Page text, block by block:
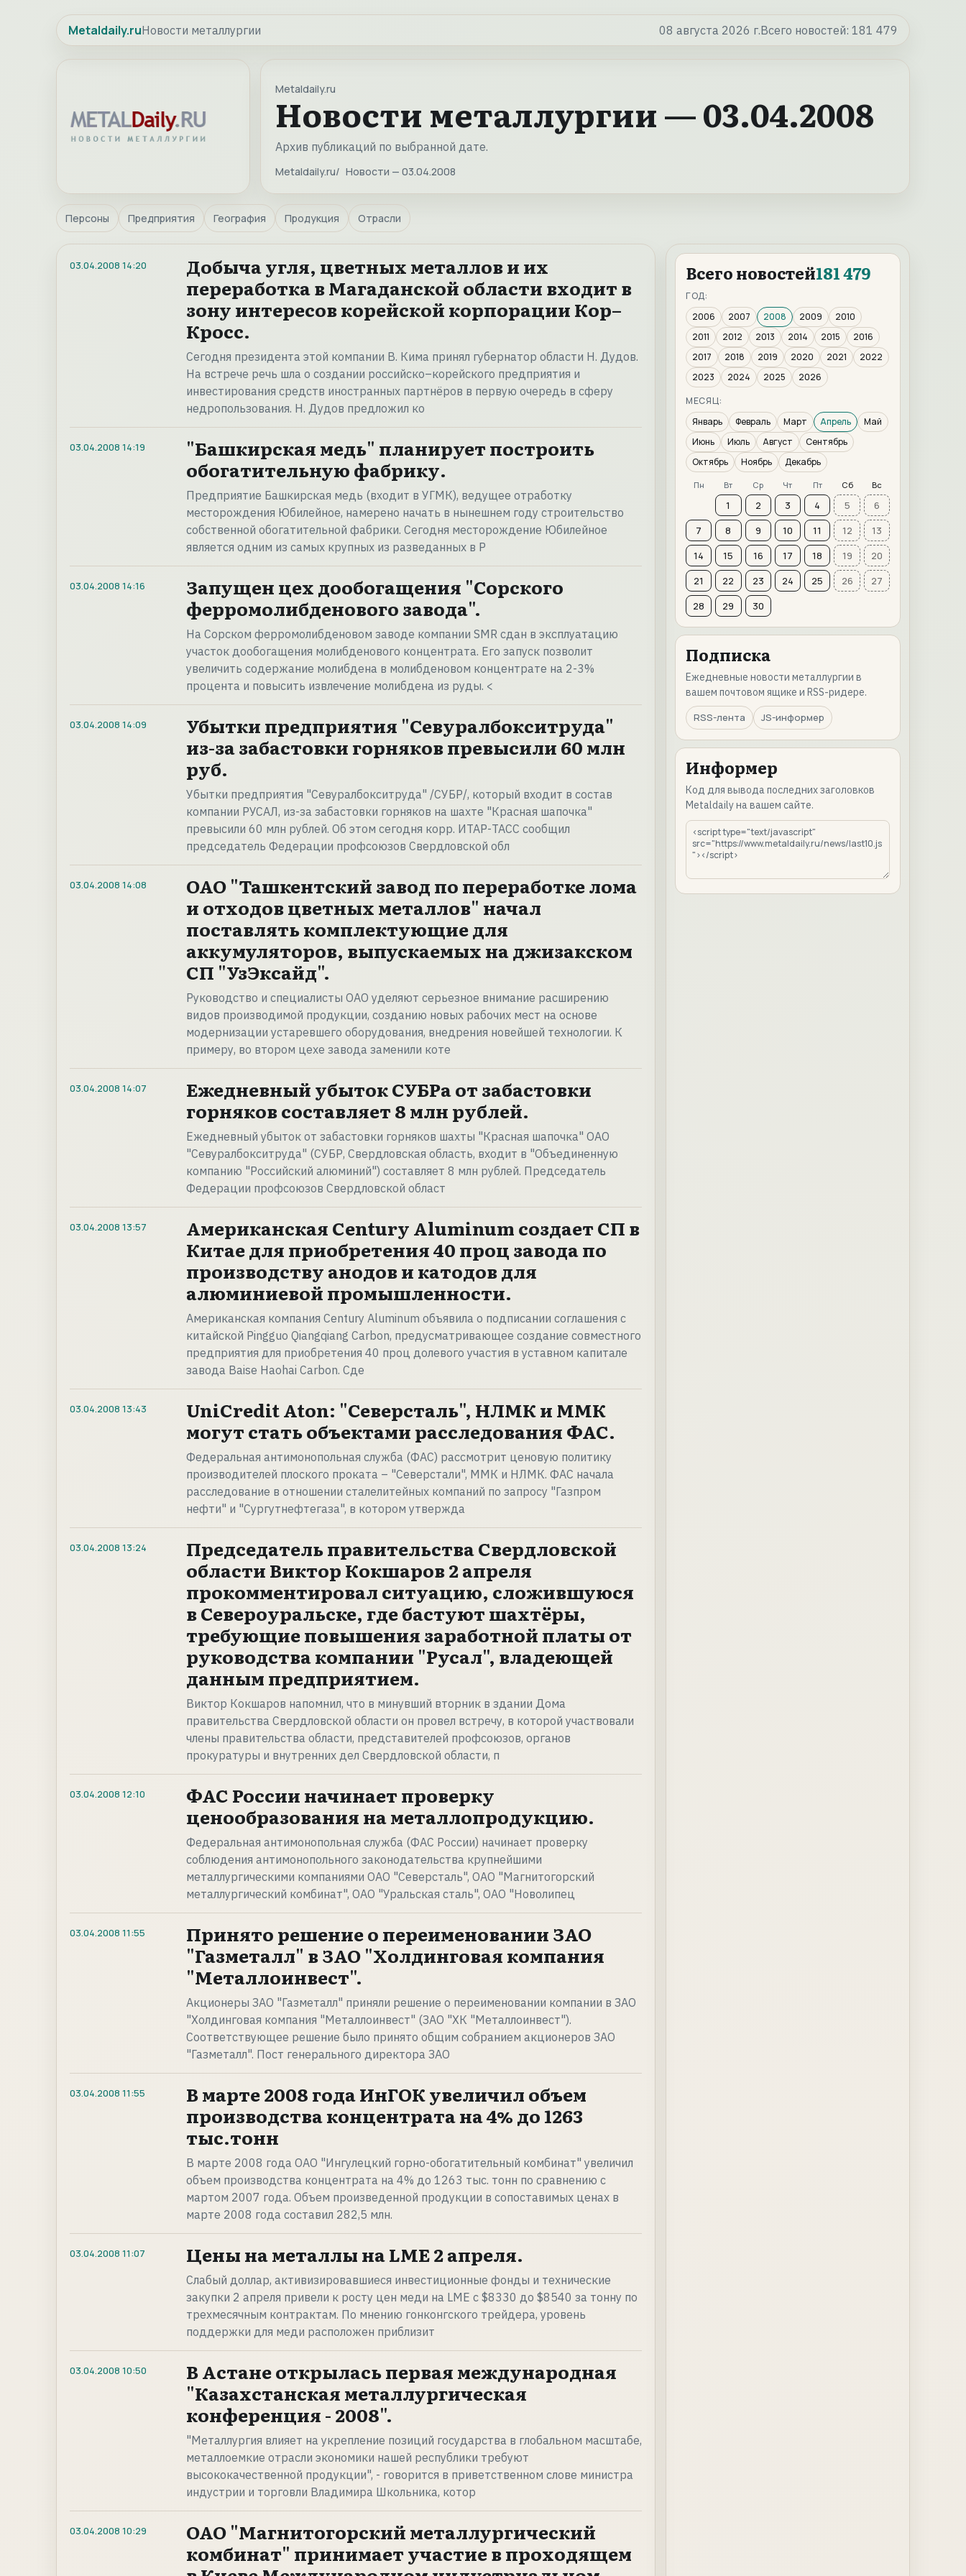
Metaldaily.ruНовости металлургии 08 августа 2026 г.Всего новостей: 181 479
Metaldaily.ru
Новости металлургии — 03.04.2008
Архив публикаций по выбранной дате.
Metaldaily.ru Новости — 03.04.2008
Персоны Предприятия География Продукция Отрасли
03.04.2008 14:20
Добыча угля, цветных металлов и их
переработка в Магаданской области входит в
зону интересов корейской корпорации Кор–
Кросс.
Сегодня президента этой компании В. Кима принял губернатор области Н. Дудов.
На встрече речь шла о создании российско–корейского предприятия и
инвестирования средств иностранных партнёров в первую очередь в сферу
недропользования. Н. Дудов предложил ко
03.04.2008 14:19
"Башкирская медь" планирует построить
обогатительную фабрику.
Предприятие Башкирская медь (входит в УГМК), ведущее отработку
месторождения Юбилейное, намерено начать в нынешнем году строительство
собственной обогатительной фабрики. Сегодня месторождение Юбилейное
является одним из самых крупных из разведанных в Р
03.04.2008 14:16
Запущен цех дообогащения "Сорского
ферромолибденового завода".
На Сорском ферромолибденовом заводе компании SMR сдан в эксплуатацию
участок дообогащения молибденового концентрата. Его запуск позволит
увеличить содержание молибдена в молибденовом концентрате на 2-3%
процента и повысить извлечение молибдена из руды. <
03.04.2008 14:09
Убытки предприятия "Севуралбокситруда"
из-за забастовки горняков превысили 60 млн
руб.
Убытки предприятия "Севуралбокситруда" /СУБР/, который входит в состав
компании РУСАЛ, из-за забастовки горняков на шахте "Красная шапочка"
превысили 60 млн рублей. Об этом сегодня корр. ИТАР-ТАСС сообщил
председатель Федерации профсоюзов Свердловской обл
03.04.2008 14:08
ОАО "Ташкентский завод по переработке лома
и отходов цветных металлов" начал
поставлять комплектующие для
аккумуляторов, выпускаемых на джизакском
СП "УзЭксайд".
Руководство и специалисты ОАО уделяют серьезное внимание расширению
видов производимой продукции, созданию новых рабочих мест на основе
модернизации устаревшего оборудования, внедрения новейшей технологии. К
примеру, во втором цехе завода заменили коте
03.04.2008 14:07
Ежедневный убыток СУБРа от забастовки
горняков составляет 8 млн рублей.
Ежедневный убыток от забастовки горняков шахты "Красная шапочка" ОАО
"Севуралбокситруда" (СУБР, Свердловская область, входит в "Объединенную
компанию "Российский алюминий") составляет 8 млн рублей. Председатель
Федерации профсоюзов Свердловской област
03.04.2008 13:57
Американская Century Aluminum создает СП в
Китае для приобретения 40 проц завода по
производству анодов и катодов для
алюминиевой промышленности.
Американская компания Century Aluminum объявила о подписании соглашения с
китайской Pingguo Qiangqiang Carbon, предусматривающее создание совместного
предприятия для приобретения 40 проц долевого участия в уставном капитале
завода Baise Haohai Carbon. Сде
03.04.2008 13:43
UniCredit Aton: "Северсталь", НЛМК и ММК
могут стать объектами расследования ФАС.
Федеральная антимонопольная служба (ФАС) рассмотрит ценовую политику
производителей плоского проката – "Северстали", ММК и НЛМК. ФАС начала
расследование в отношении сталелитейных компаний по запросу "Газпром
нефти" и "Сургутнефтегаза", в котором утвержда
03.04.2008 13:24
Председатель правительства Свердловской
области Виктор Кокшаров 2 апреля
прокомментировал ситуацию, сложившуюся
в Североуральске, где бастуют шахтёры,
требующие повышения заработной платы от
руководства компании "Русал", владеющей
данным предприятием.
Виктор Кокшаров напомнил, что в минувший вторник в здании Дома
правительства Свердловской области он провел встречу, в которой участвовали
члены правительства области, представителей профсоюзов, органов
прокуратуры и внутренних дел Свердловской области, п
03.04.2008 12:10
ФАС России начинает проверку
ценообразования на металлопродукцию.
Федеральная антимонопольная служба (ФАС России) начинает проверку
соблюдения антимонопольного законодательства крупнейшими
металлургическими компаниями ОАО "Северсталь", ОАО "Магнитогорский
металлургический комбинат", ОАО "Уральская сталь", ОАО "Новолипец
03.04.2008 11:55
Принято решение о переименовании ЗАО
"Газметалл" в ЗАО "Холдинговая компания
"Металлоинвест".
Акционеры ЗАО "Газметалл" приняли решение о переименовании компании в ЗАО
"Холдинговая компания "Металлоинвест" (ЗАО "ХК "Металлоинвест").
Соответствующее решение было принято общим собранием акционеров ЗАО
"Газметалл". Пост генерального директора ЗАО
03.04.2008 11:55
В марте 2008 года ИнГОК увеличил объем
производства концентрата на 4% до 1263
тыс.тонн
В марте 2008 года ОАО "Ингулецкий горно-обогатительный комбинат" увеличил
объем производства концентрата на 4% до 1263 тыс. тонн по сравнению с
мартом 2007 года. Объем произведенной продукции в сопоставимых ценах в
марте 2008 года составил 282,5 млн.
03.04.2008 11:07 Цены на металлы на LME 2 апреля.
Слабый доллар, активизировавшиеся инвестиционные фонды и технические
закупки 2 апреля привели к росту цен меди на LME с $8330 до $8540 за тонну по
трехмесячным контрактам. По мнению гонконгского трейдера, уровень
поддержки для меди расположен приблизит
03.04.2008 10:50
В Астане открылась первая международная
"Казахстанская металлургическая
конференция - 2008".
"Металлургия влияет на укрепление позиций государства в глобальном масштабе,
металлоемкие отрасли экономики нашей республики требуют
высококачественной продукции", - говорится в приветственном слове министра
индустрии и торговли Владимира Школьника, котор
03.04.2008 10:29
ОАО "Магнитогорский металлургический
комбинат" принимает участие в проходящем
Всего новостей181 479
ГОД:
2006
2007 2008 2009
2010
2011
2012 2013 2014 2015
2016
2017
2018 2019 2020 2021
2022
2023
2024 2025
2026
МЕСЯЦ:
Январь
Февраль Март Апрель
Май
Июнь
Июль Август
Сентябрь
Октябрь
Ноябрь Декабрь
Пн Вт Ср Чт Пт Сб Вс
1 2 3 4 5
6
7
8 9 10 11 12
13
14
15 16 17 18 19
20
21
22 23 24 25 26
27
28
29 30
Подписка
Ежедневные новости металлургии в
вашем почтовом ящике и RSS-ридере.
RSS-лента
JS-информер
Информер
Код для вывода последних заголовков
Metaldaily на вашем сайте.